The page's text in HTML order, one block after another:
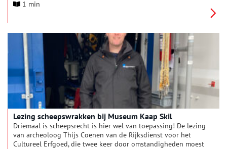
dat Van Kampen boeiend kan vertellen, laat hij ook allerlei
is gratis, voor koffie/thee in de pauze wordt gezorgd.
1 min
Lezing scheepswrakken bij Museum Kaap Skil
Driemaal is scheepsrecht is hier wel van toepassing! De lezing
van archeoloog Thijs Coenen van de Rijksdienst voor het
Cultureel Erfgoed, die twee keer door omstandigheden moest